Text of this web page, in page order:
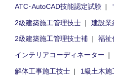
ATC･AutoCAD技能認定試験
2級建築施工管理技士
建設業
2級建築施工管理技士補
福祉
インテリアコーディネーター
解体工事施工技士
1級土木